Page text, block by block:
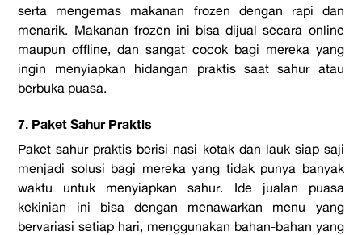
serta mengemas makanan frozen dengan rapi dan
menarik. Makanan frozen ini bisa dijual secara online
maupun offline, dan sangat cocok bagi mereka yang
ingin menyiapkan hidangan praktis saat sahur atau
berbuka puasa.
7. Paket Sahur Praktis
Paket sahur praktis berisi nasi kotak dan lauk siap saji
menjadi solusi bagi mereka yang tidak punya banyak
waktu untuk menyiapkan sahur. Ide jualan puasa
kekinian ini bisa dengan menawarkan menu yang
bervariasi setiap hari, menggunakan bahan-bahan yang